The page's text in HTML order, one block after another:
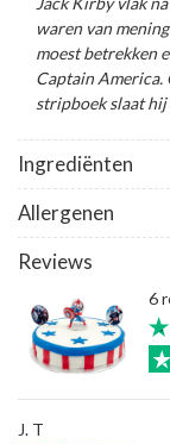
Ingrediënten
Allergenen
waren van
moest betrekken
Captain America.
stripboek slaat
Reviews
6
J. T